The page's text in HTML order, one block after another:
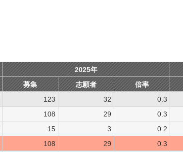
2025年
募集 志願者 倍率
123 32 0.3
108 29 0.3
15 3 0.2
108 29 0.3